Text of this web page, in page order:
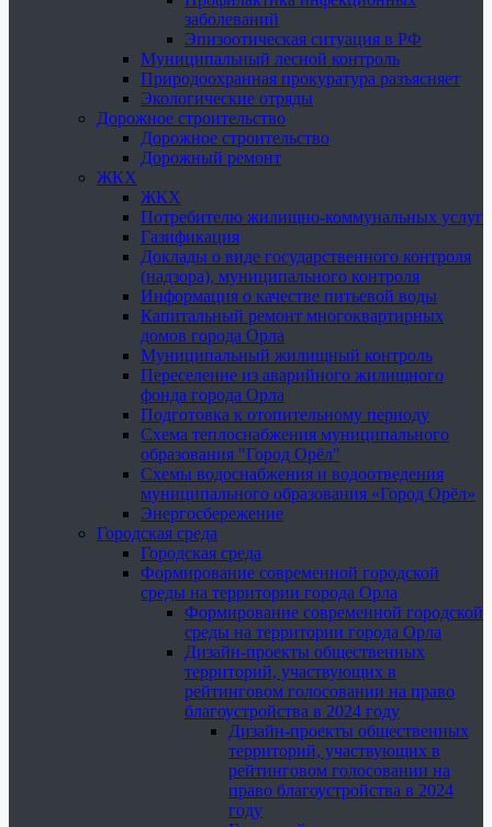
заболеваний
Эпизоотическая ситуация в РФ
Муниципальный лесной контроль
Природоохранная прокуратура разъясняет
Экологические отряды
Дорожное строительство
Дорожное строительство
Дорожный ремонт
ЖКХ
ЖКХ
Потребителю жилищно-коммунальных услуг
Газификация
Доклады о виде государственного контроля
(надзора), муниципального контроля
Информация о качестве питьевой воды
Капитальный ремонт многоквартирных
домов города Орла
Муниципальный жилищный контроль
Переселение из аварийного жилищного
фонда города Орла
Подготовка к отопительному периоду
Схема теплоснабжения муниципального
образования "Город Орёл"
Схемы водоснабжения и водоотведения
муниципального образования «Город Орёл»
Энергосбережение
Городская среда
Городская среда
Формирование современной городской
среды на территории города Орла
Формирование современной городской
среды на территории города Орла
Дизайн-проекты общественных
территорий, участвующих в
рейтинговом голосовании на право
благоустройства в 2024 году
Дизайн-проекты общественных
территорий, участвующих в
рейтинговом голосовании на
право благоустройства в 2024
году